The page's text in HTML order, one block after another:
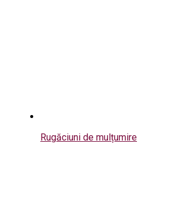
Rugăciuni de mulțumire